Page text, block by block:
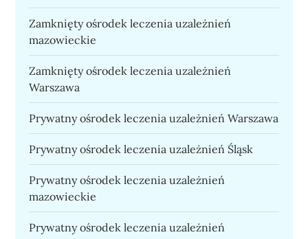
Zamknięty ośrodek leczenia uzależnień
mazowieckie
Zamknięty ośrodek leczenia uzależnień
Warszawa
Prywatny ośrodek leczenia uzależnień Warszawa
Prywatny ośrodek leczenia uzależnień Śląsk
Prywatny ośrodek leczenia uzależnień
mazowieckie
Prywatny ośrodek leczenia uzależnień